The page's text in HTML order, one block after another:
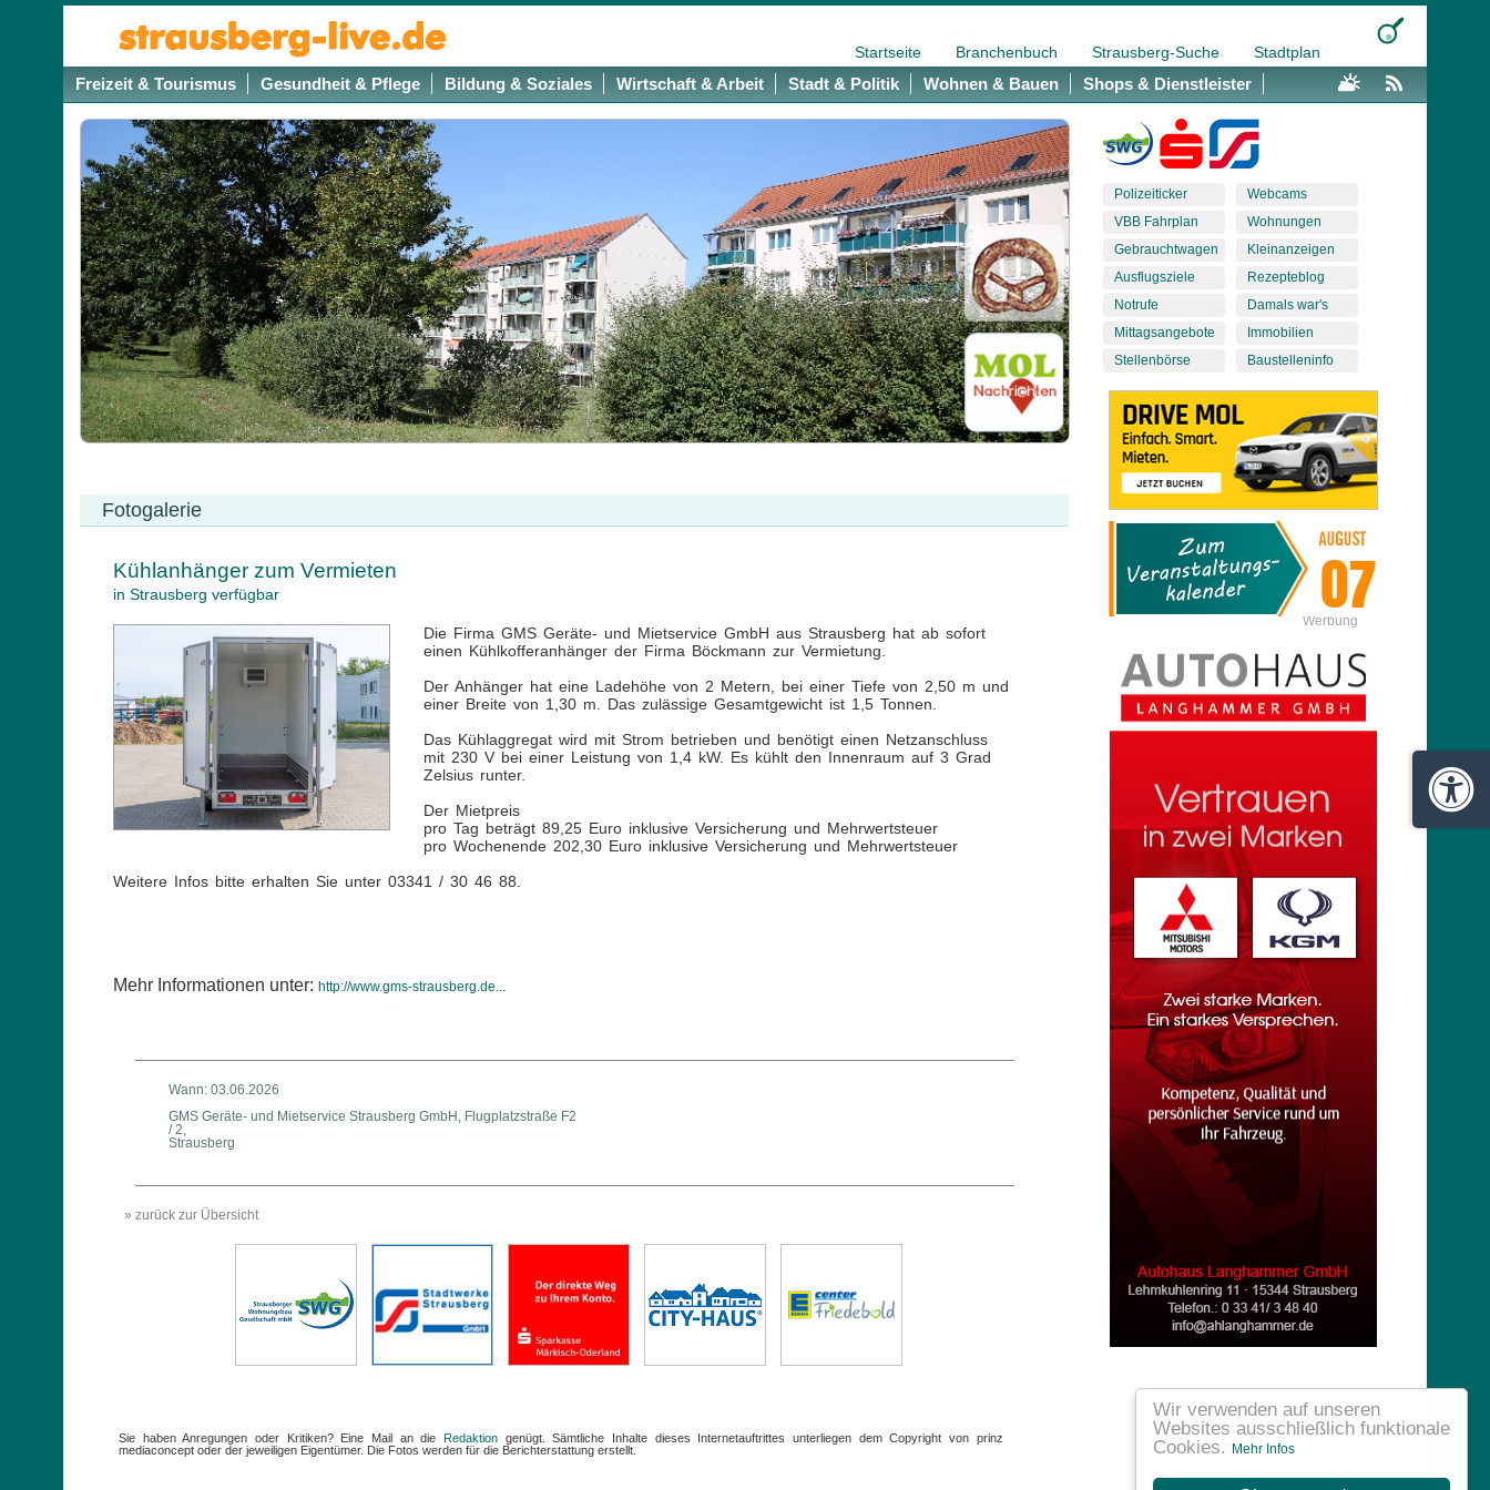
Wir verwenden auf unseren
Websites ausschließlich funktionale
Cookies.
Mehr Infos
Startseite Branchenbuch Strausberg-Suche Stadtplan
Freizeit & Tourismus Gesundheit & Pflege Bildung & Soziales Wirtschaft & Arbeit Stadt & Politik Wohnen & Bauen Shops & Dienstleister
Polizeiticker
VBB Fahrplan
Gebrauchtwagen
Ausflugsziele
Notrufe
Mittagsangebote
Stellenbörse
Webcams
Wohnungen
Kleinanzeigen
Rezepteblog
Damals war's
Immobilien
Baustelleninfo
Fotogalerie
Kühlanhänger zum Vermieten
in Strausberg verfügbar
Die Firma GMS Geräte- und Mietservice GmbH aus Strausberg hat ab sofort
einen Kühlkofferanhänger der Firma Böckmann zur Vermietung.
Der Anhänger hat eine Ladehöhe von 2 Metern, bei einer Tiefe von 2,50 m und
einer Breite von 1,30 m. Das zulässige Gesamtgewicht ist 1,5 Tonnen.
Das Kühlaggregat wird mit Strom betrieben und benötigt einen Netzanschluss
mit 230 V bei einer Leistung von 1,4 kW. Es kühlt den Innenraum auf 3 Grad
Zelsius runter.
Der Mietpreis
pro Tag beträgt 89,25 Euro inklusive Versicherung und Mehrwertsteuer
pro Wochenende 202,30 Euro inklusive Versicherung und Mehrwertsteuer
Weitere Infos bitte erhalten Sie unter 03341 / 30 46 88.
Mehr Informationen unter: http://www.gms-strausberg.de...
Wann: 03.06.2026
GMS Geräte- und Mietservice Strausberg GmbH, Flugplatzstraße F2
/ 2,
Strausberg
» zurück zur Übersicht
Sie haben Anregungen oder Kritiken? Eine Mail an die Redaktiongenügt. Sämtliche Inhalte dieses Internetauftrittes unterliegen dem Copyright von prinz
mediaconcept oder der jeweiligen Eigentümer. Die Fotos werden für die Berichterstattung erstellt.
Werbung